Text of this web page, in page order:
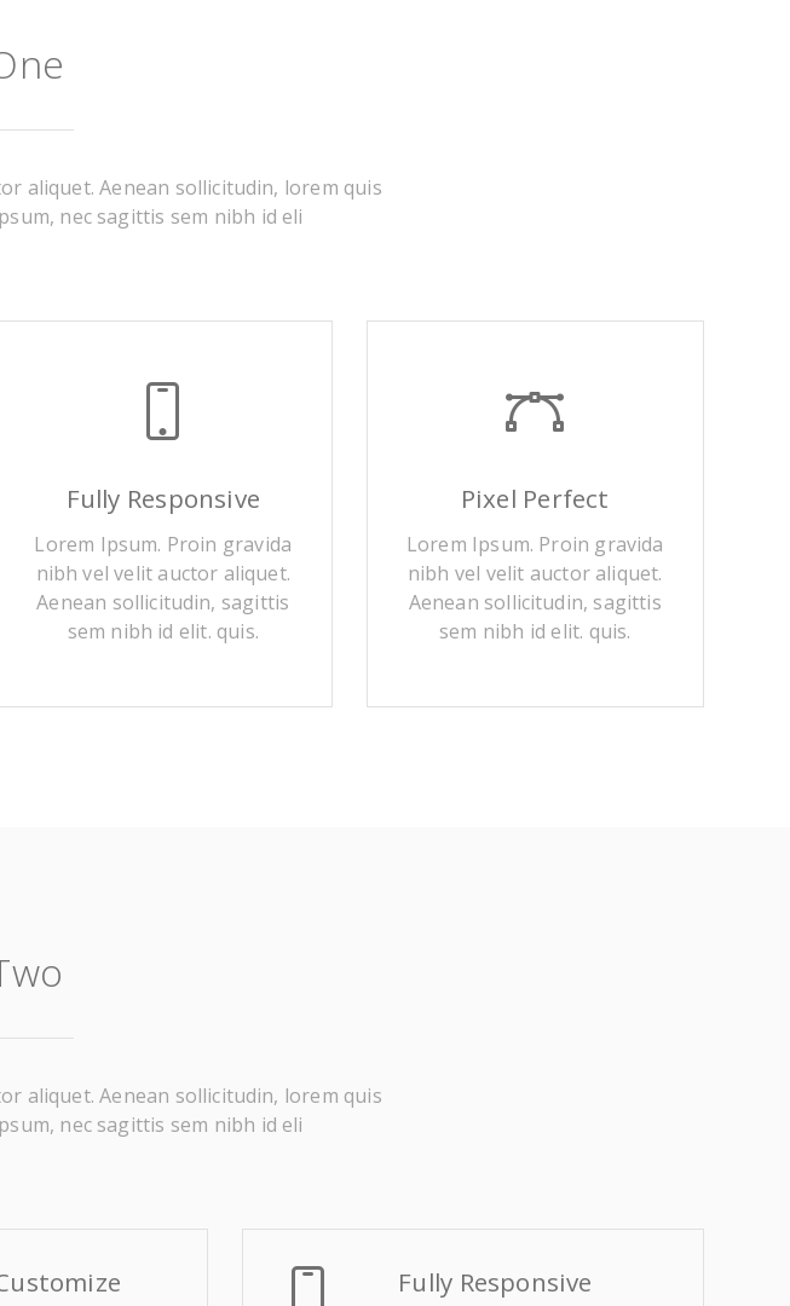
aliquet. Aenean sollicitudin, lorem quis
nec sagittis sem nibh id eli
Fully Responsive
Lorem Ipsum. Proin gravida
nibh vel velit auctor aliquet.
Aenean sollicitudin, sagittis
sem nibh id elit. quis.
Pixel Perfect
Lorem Ipsum. Proin gravida
nibh vel velit auctor aliquet.
Aenean sollicitudin, sagittis
sem nibh id elit. quis.
aliquet. Aenean sollicitudin, lorem quis
nec sagittis sem nibh id eli
Fully Responsive